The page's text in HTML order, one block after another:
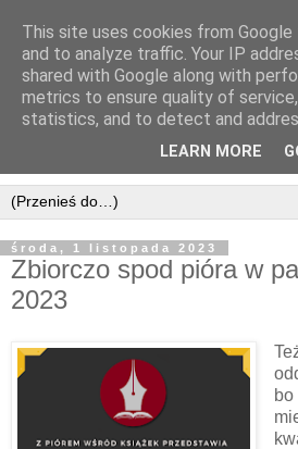
środa, 1 listopada 2023
Zbiorczo spod pióra w
2023
This site uses cookies from
and to analyze traffic. Your IP
shared with Google along with
metrics to ensure quality of
statistics, and to detect and
LEARN MORE